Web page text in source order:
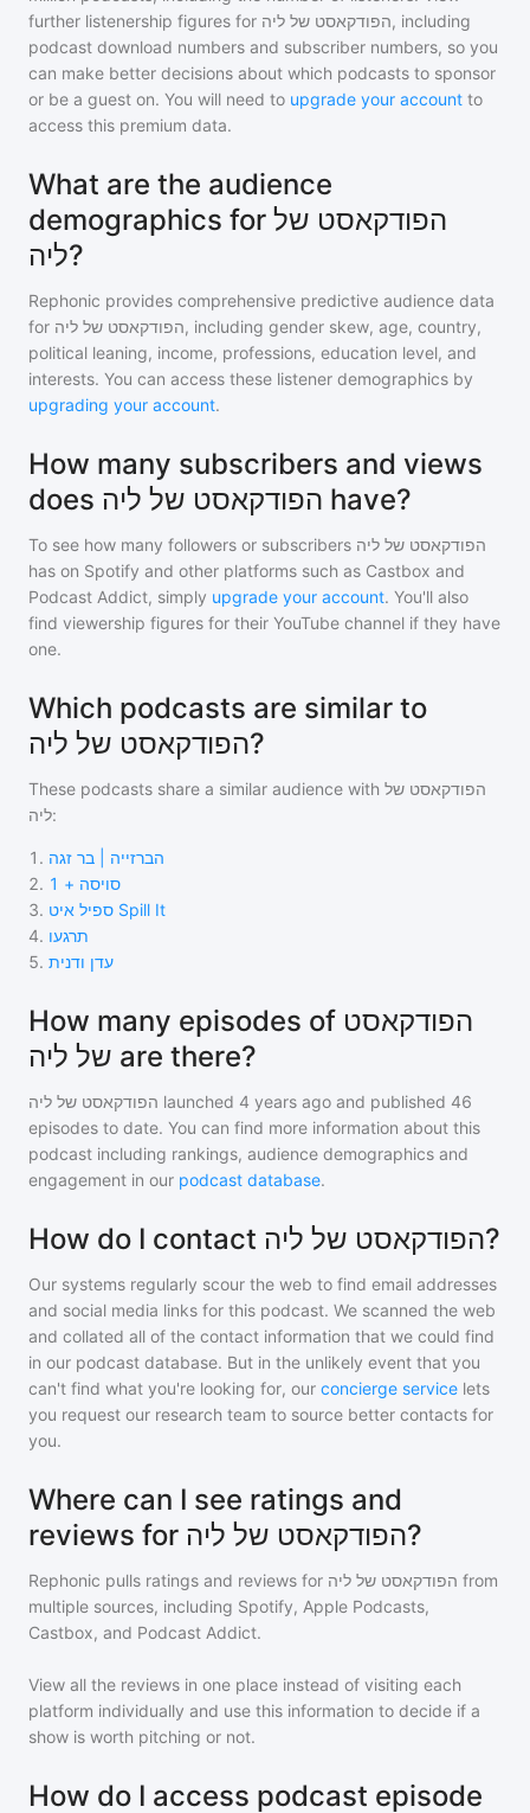
further listenership figures for הפודקאסט של ליה, including
podcast download numbers and subscriber numbers, so you
can make better decisions about which podcasts to sponsor
or be a guest on. You will need to upgrade your account to
access this premium data.
What are the audience
demographics for הפודקאסט של
ליה?
Rephonic provides comprehensive predictive audience data
for הפודקאסט של ליה, including gender skew, age, country,
political leaning, income, professions, education level, and
interests. You can access these listener demographics by
upgrading your account.
How many subscribers and views
does הפודקאסט של ליה have?
To see how many followers or subscribers הפודקאסט של ליה
has on Spotify and other platforms such as Castbox and
Podcast Addict, simply upgrade your account. You'll also
find viewership figures for their YouTube channel if they have
one.
Which podcasts are similar to
הפודקאסט של ליה?
These podcasts share a similar audience with הפודקאסט של
ליה:
1 . הברזייה | בר זגה
2.
סויסה + 1
3.
ספיל איט Spill It
4. תרגעו
5. עדן ודנית
How many episodes of הפודקאסט
של ליה are there?
הפודקאסט של ליה launched 4 years ago and published 46
episodes to date. You can find more information about this
podcast including rankings, audience demographics and
engagement in our podcast database.
How do I contact הפודקאסט של ליה?
Our systems regularly scour the web to find email addresses
and social media links for this podcast. We scanned the web
and collated all of the contact information that we could find
in our podcast database. But in the unlikely event that you
can't find what you're looking for, our concierge service lets
you request our research team to source better contacts for
you.
Where can I see ratings and
reviews for הפודקאסט של ליה?
Rephonic pulls ratings and reviews for הפודקאסט של ליה from
multiple sources, including Spotify, Apple Podcasts,
Castbox, and Podcast Addict.
View all the reviews in one place instead of visiting each
platform individually and use this information to decide if a
show is worth pitching or not.
How do I access podcast episode